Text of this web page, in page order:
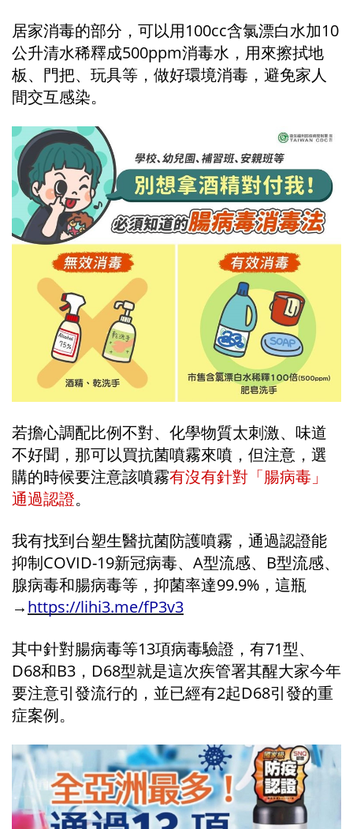
居家消毒的部分，可以用100cc含氯漂白水加10
公升清水稀釋成500ppm消毒水，用來擦拭地
板、門把、玩具等，做好環境消毒，避免家人
間交互感染。
若擔心調配比例不對、化學物質太刺激、味道
不好聞，那可以買抗菌噴霧來噴，但注意，選
購的時候要注意該噴霧有沒有針對「腸病毒」
通過認證。
我有找到台塑生醫抗菌防護噴霧，通過認證能
抑制COVID-19新冠病毒、A型流感、B型流感、
腺病毒和腸病毒等，抑菌率達99.9%，這瓶
→https://lihi3.me/fP3v3
其中針對腸病毒等13項病毒驗證，有71型、
D68和B3，D68型就是這次疾管署其醒大家今年
要注意引發流行的，並已經有2起D68引發的重
症案例。